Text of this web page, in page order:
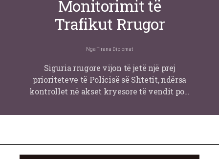
Monitorimit të
Trafikut Rrugor
Nga Tirana Diplomat
Siguria rrugore vijon të jetë një prej
prioriteteve të Policisë së Shtetit, ndërsa
kontrollet në akset kryesore të vendit po…